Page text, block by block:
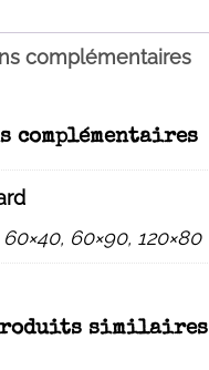
complémentaires
complémentaires
60×40, 60×90, 120×80
similaires